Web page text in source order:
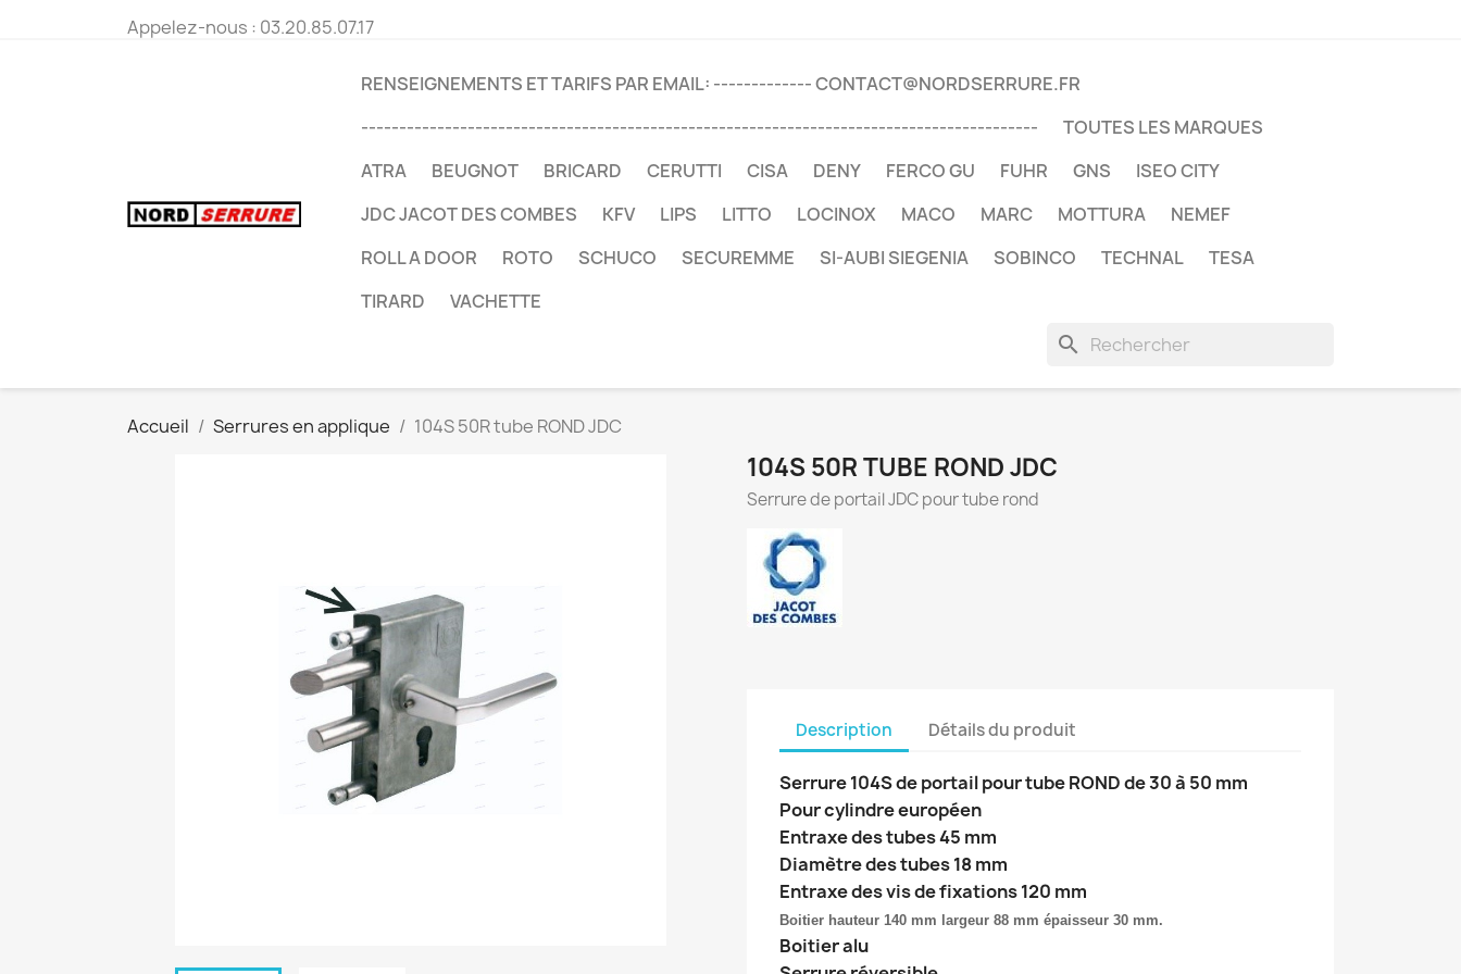
Appelez-nous : 03.20.85.07.17
RENSEIGNEMENTS ET TARIFS PAR EMAIL: ------------- CONTACT@NORDSERRURE.FR
-----------------------------------------------------------------------------------------
TOUTES LES MARQUES
ATRA
BEUGNOT BRICARD CERUTTI CISA DENY FERCO GU FUHR GNS
ISEO CITY
JDC JACOT DES COMBES
KFV LIPS LITTO LOCINOX MACO MARC MOTTURA
NEMEF
ROLL A DOOR
ROTO SCHUCO SECUREMME SI-AUBI SIEGENIA SOBINCO TECHNAL
TESA
TIRARD
VACHETTE
search
Accueil Serrures en applique 104S 50R tube ROND JDC
104S 50R TUBE ROND JDC
Serrure de portail JDC pour tube rond
Description Détails du produit
Serrure 104S de portail pour tube ROND de 30 à 50 mm
Pour cylindre européen
Entraxe des tubes 45 mm
Diamètre des tubes 18 mm
Entraxe des vis de fixations 120 mm
Boitier hauteur 140 mm largeur 88 mm épaisseur 30 mm.
Boitier alu